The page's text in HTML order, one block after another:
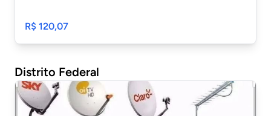
R$ 120,07
Distrito Federal